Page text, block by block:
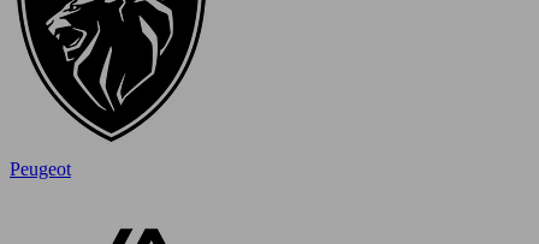
Peugeot